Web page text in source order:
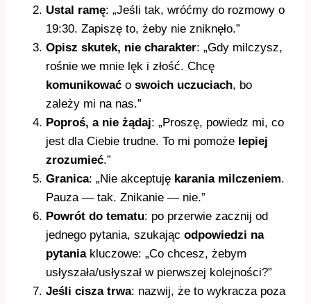
Ustal ramę: „Jeśli tak, wróćmy do rozmowy o
19:30. Zapiszę to, żeby nie zniknęło.”
Opisz skutek, nie charakter: „Gdy milczysz,
rośnie we mnie lęk i złość. Chcę
komunikować o swoich uczuciach, bo
zależy mi na nas.”
Poproś, a nie żądaj: „Proszę, powiedz mi, co
jest dla Ciebie trudne. To mi pomoże lepiej
zrozumieć.”
Granica: „Nie akceptuję karania milczeniem.
Pauza — tak. Znikanie — nie.”
Powrót do tematu: po przerwie zacznij od
jednego pytania, szukając odpowiedzi na
pytaniakluczowe: „Co chcesz, żebym
usłyszała/usłyszał w pierwszej kolejności?”
Jeśli cisza trwa: nazwij, że to wykracza poza